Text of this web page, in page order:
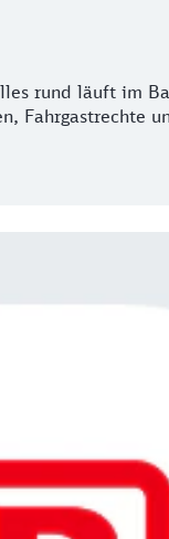
rund läuft im
Fahrgastrechte